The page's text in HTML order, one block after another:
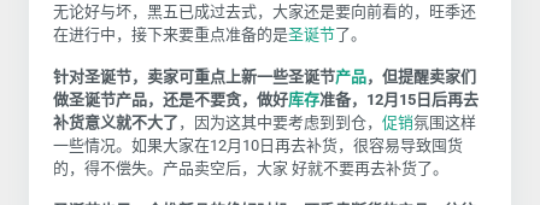
无论好与坏，黑五已成过去式，大家还是要向前看的，旺季还
在进行中，接下来要重点准备的是圣诞节了。
针对圣诞节，卖家可重点上新一些圣诞节产品，但提醒卖家们
做圣诞节产品，还是不要贪，做好库存准备， 12月 15 日后再去
补货意义就不大了 ，因为这其中要考虑到到仓， 促销氛围这样
一些情况。如果大家在12月 10 日再去补货，很容易导致囤货
的，得不偿失。产品卖空后，大家 好就不要再去补货了。